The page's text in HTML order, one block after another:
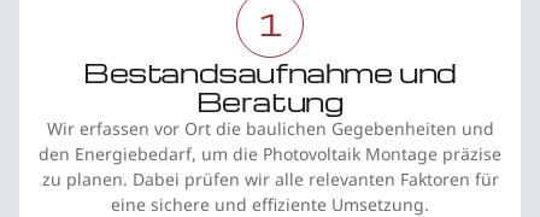
1
Bestandsaufnahme und
Beratung
Wir erfassen vor Ort die baulichen Gegebenheiten und
den Energiebedarf, um die Photovoltaik Montage präzise
zu planen. Dabei prüfen wir alle relevanten Faktoren für
eine sichere und effiziente Umsetzung.